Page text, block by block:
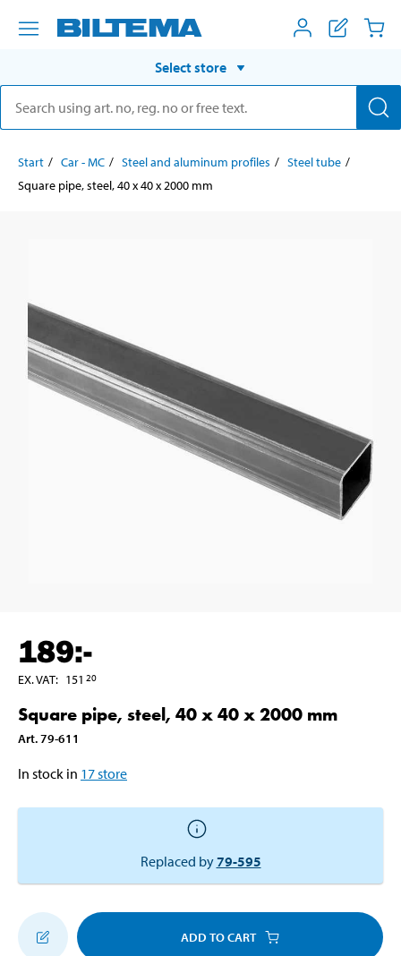
Select store
Start Car - MC Steel and aluminum profiles
Steel tube
Square pipe, steel, 40 x 40 x 2000 mm
189:-
EX. VAT: 151 20
Square pipe, steel, 40 x 40 x 2000 mm
Art.79-611
In stock in 17store
Replaced by79-595
ADD TO CART